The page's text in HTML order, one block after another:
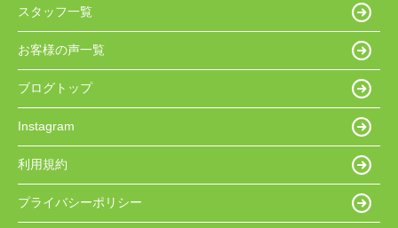
スタッフ一覧
お客様の声一覧
ブログトップ
Instagram
利用規約
プライバシーポリシー